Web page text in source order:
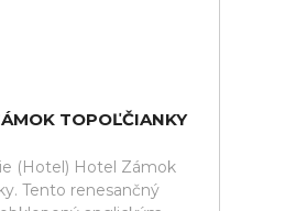
TOPOĽČIANKY
(Hotel) Hotel Zámok
Tento renesančný